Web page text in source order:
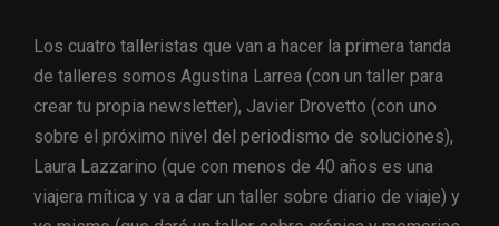
Los cuatro talleristas que van a hacer la primera tanda
de talleres somos Agustina Larrea (con un taller para
crear tu propia newsletter), Javier Drovetto (con uno
sobre el próximo nivel del periodismo de soluciones),
Laura Lazzarino (que con menos de 40 años es una
viajera mítica y va a dar un taller sobre diario de viaje) y